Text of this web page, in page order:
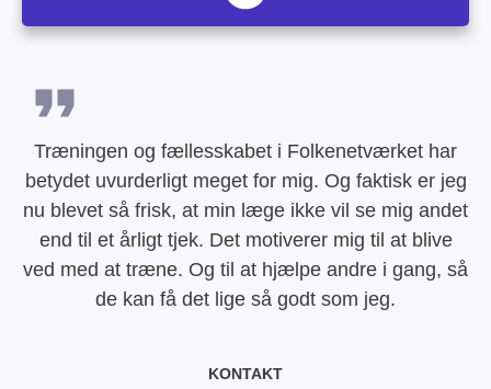
Træningen og fællesskabet i Folkenetværket har
betydet uvurderligt meget for mig. Og faktisk er jeg
nu blevet så frisk, at min læge ikke vil se mig andet
end til et årligt tjek. Det motiverer mig til at blive
ved med at træne. Og til at hjælpe andre i gang, så
de kan få det lige så godt som jeg.
KONTAKT